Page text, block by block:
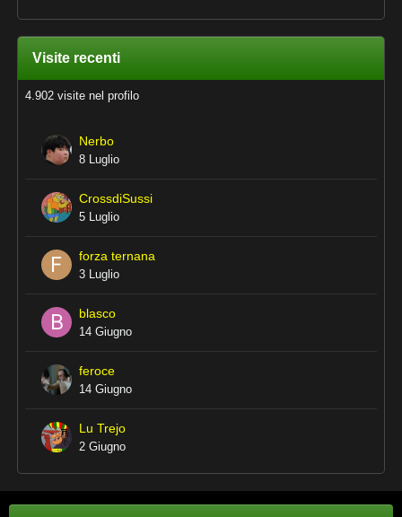
Visite recenti
4.902 visite nel profilo
Nerbo
8 Luglio
CrossdiSussi
5 Luglio
forza ternana
3 Luglio
blasco
14 Giugno
feroce
14 Giugno
Lu Trejo
2 Giugno